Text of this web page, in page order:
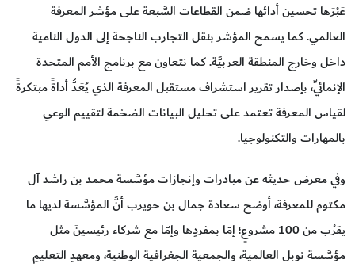
عَبْرَها تحسين أدائها ضمن القطاعات السَّبعة على مؤشر المعرفة
العالمي. كما يسمح المؤشر بنقل التجارب الناجحة إلى الدول النامية
داخل وخارج المنطقة العربيَّة. كما نتعاون مع بَرنامَج الأمم المتحدة
الإنمائيِّ، بإصدار تقرير استشراف مستقبل المعرفة الذي يُعَدُّ أداةً مبتكرةً
لقياس المعرفة تعتمد على تحليل البيانات الضخمة لتقييم الوعي
بالمهارات والتكنولوجيا.
وفي معرض حديثه عن مبادرات وإنجازات مؤسَّسة محمد بن راشد آل
مكتوم للمعرفة، أوضح سعادة جمال بن حويرب أنَّ المؤسَّسة لديها ما
يقرُب من 100 مشروعٍ؛ إمّا بمفردِها وإمّا مع شركاءَ رئيسينَ مثل
مؤسَّسة نوبل العالمية، والجمعية الجغرافية الوطنية، ومعهدِ التعليمِ